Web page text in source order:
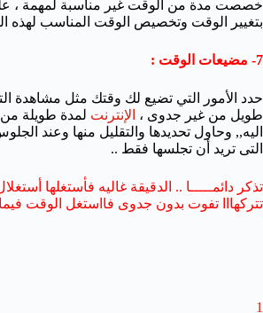
خصصت مدة من الوقت غير مناسبة لمهمة ،
بتغيير الوقت وتخصيص الوقت المناسب لهذه
7- مضيعات الوقت :
حدد الأمور التي تضيع لك وقتك مثل مشاهدة
طويل من غير جدوى ، الإنترنت لمدة طويلة
اليه,, وحاول تحديدها والتقليل منها وعند
التى تريد أن تجلسها فقط ..
تذكر دائمـــــا .. الدقيقة غاليه فأستغلها
تتركهااا تفوت بدون جدوى فااستغل الوقت
1